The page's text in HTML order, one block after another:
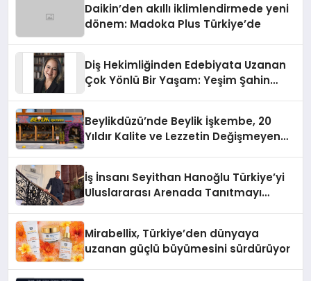
Daikin’den akıllı iklimlendirmede yeni
dönem: Madoka Plus Türkiye’de
Diş Hekimliğinden Edebiyata Uzanan
Çok Yönlü Bir Yaşam: Yeşim Şahin
Beylikdüzü’nde Beylik İşkembe, 20
Yıldır Kalite ve Lezzetin Değişmeyen
İş İnsanı Seyithan Hanoğlu Türkiye’yi
Uluslararası Arenada Tanıtmayı
Mirabellix, Türkiye’den dünyaya
uzanan güçlü büyümesini sürdürüyor